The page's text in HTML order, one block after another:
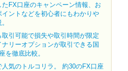
たFX口座のキャンペーン情報、お
イントなどを初心者にもわかりや
取引可能で損失や取引時間が限定
ナリーオプションが取引できる国
を徹底比較。
人気のトルコリラ。 約30のFX口座